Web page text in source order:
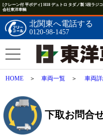
[クレーン付 平ボディ] H18 デュトロ タダノ製 5段ラジ
会社東洋車輌
北関東へ電話する
0120-98-1457
HOME ＞車両一覧 ＞車両
下取お問合